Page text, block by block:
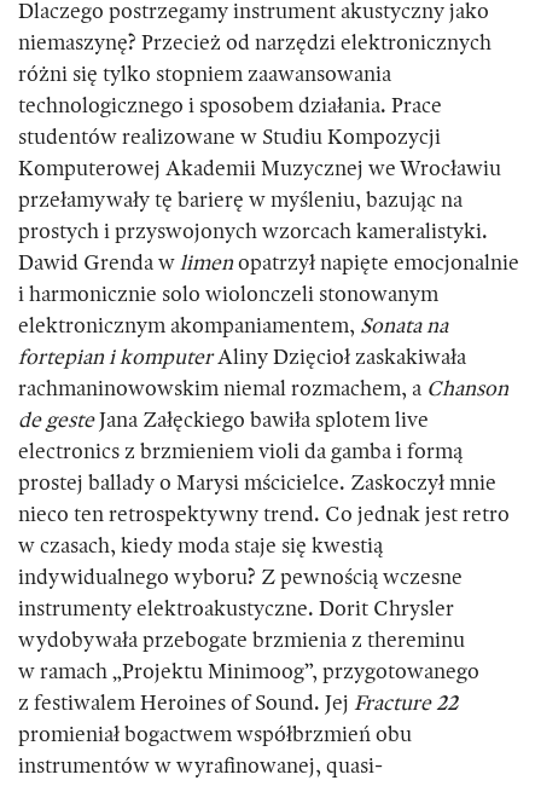
Dlaczego postrzegamy instrument akustyczny jako
niemaszynę? Przecież od narzędzi elektronicznych
różni się tylko stopniem zaawansowania
technologicznego i sposobem działania. Prace
studentów realizowane w Studiu Kompozycji
Komputerowej Akademii Muzycznej we Wrocławiu
przełamywały tę barierę w myśleniu, bazując na
prostych i przyswojonych wzorcach kameralistyki.
Dawid Grenda w limen opatrzył napięte emocjonalnie
i harmonicznie solo wiolonczeli stonowanym
elektronicznym akompaniamentem, Sonata na
fortepian i komputerAliny Dzięcioł zaskakiwała
rachmaninowowskim niemal rozmachem, a Chanson
de gesteJana Załęckiego bawiła splotem live
electronics z brzmieniem violi da gamba i formą
prostej ballady o Marysi mścicielce. Zaskoczył mnie
nieco ten retrospektywny trend. Co jednak jest retro
w czasach, kiedy moda staje się kwestią
indywidualnego wyboru? Z pewnością wczesne
instrumenty elektroakustyczne. Dorit Chrysler
wydobywała przebogate brzmienia z thereminu
w ramach „Projektu Minimoog”, przygotowanego
z festiwalem Heroines of Sound. Jej Fracture 22
promieniał bogactwem współbrzmień obu
instrumentów w wyrafinowanej, quasi-